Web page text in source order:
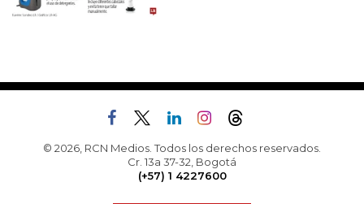
© 2026, RCN Medios. Todos los derechos reservados.
Cr. 13a 37-32, Bogotá
(+57) 1 4227600